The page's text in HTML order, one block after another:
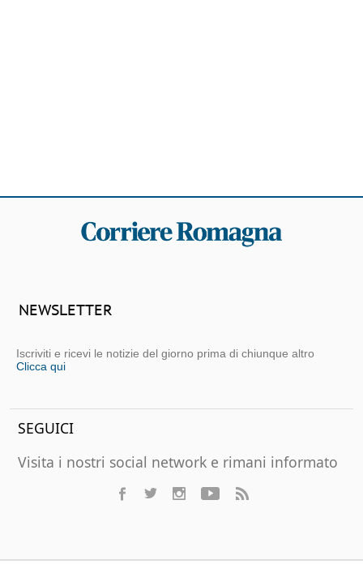
NEWSLETTER
Iscriviti e ricevi le notizie del giorno prima di chiunque altro
Clicca qui
SEGUICI
Visita i nostri social network e rimani informato